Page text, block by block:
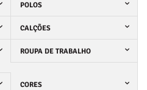
POLOS
CALÇÕES
ROUPA DE TRABALHO
CORES